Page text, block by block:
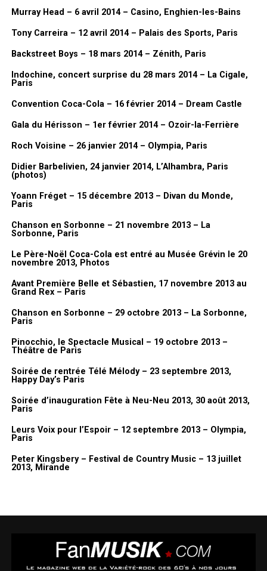
Murray Head – 6 avril 2014 – Casino, Enghien-les-Bains
Tony Carreira – 12 avril 2014 – Palais des Sports, Paris
Backstreet Boys – 18 mars 2014 – Zénith, Paris
Indochine, concert surprise du 28 mars 2014 – La Cigale,
Paris
Convention Coca-Cola – 16 février 2014 – Dream Castle
Gala du Hérisson – 1er février 2014 – Ozoir-la-Ferrière
Roch Voisine – 26 janvier 2014 – Olympia, Paris
Didier Barbelivien, 24 janvier 2014, L’Alhambra, Paris
(photos)
Yoann Fréget – 15 décembre 2013 – Divan du Monde,
Paris
Chanson en Sorbonne – 21 novembre 2013 – La
Sorbonne, Paris
Le Père-Noël Coca-Cola est entré au Musée Grévin le 20
novembre 2013, Photos
Avant Première Belle et Sébastien, 17 novembre 2013 au
Grand Rex – Paris
Chanson en Sorbonne – 29 octobre 2013 – La Sorbonne,
Paris
Pinocchio, le Spectacle Musical – 19 octobre 2013 –
Théâtre de Paris
Soirée de rentrée Télé Mélody – 23 septembre 2013,
Happy Day’s Paris
Soirée d’inauguration Fête à Neu-Neu 2013, 30 août 2013,
Paris
Leurs Voix pour l’Espoir – 12 septembre 2013 – Olympia,
Paris
Peter Kingsbery – Festival de Country Music – 13 juillet
2013, Mirande